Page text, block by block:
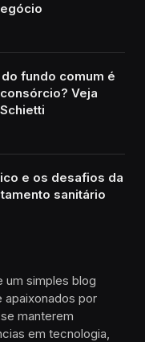
fundo comum é
Veja
e os desafios da
sanitário
um simples blog
apaixonados por
manterem
em tecnologia,